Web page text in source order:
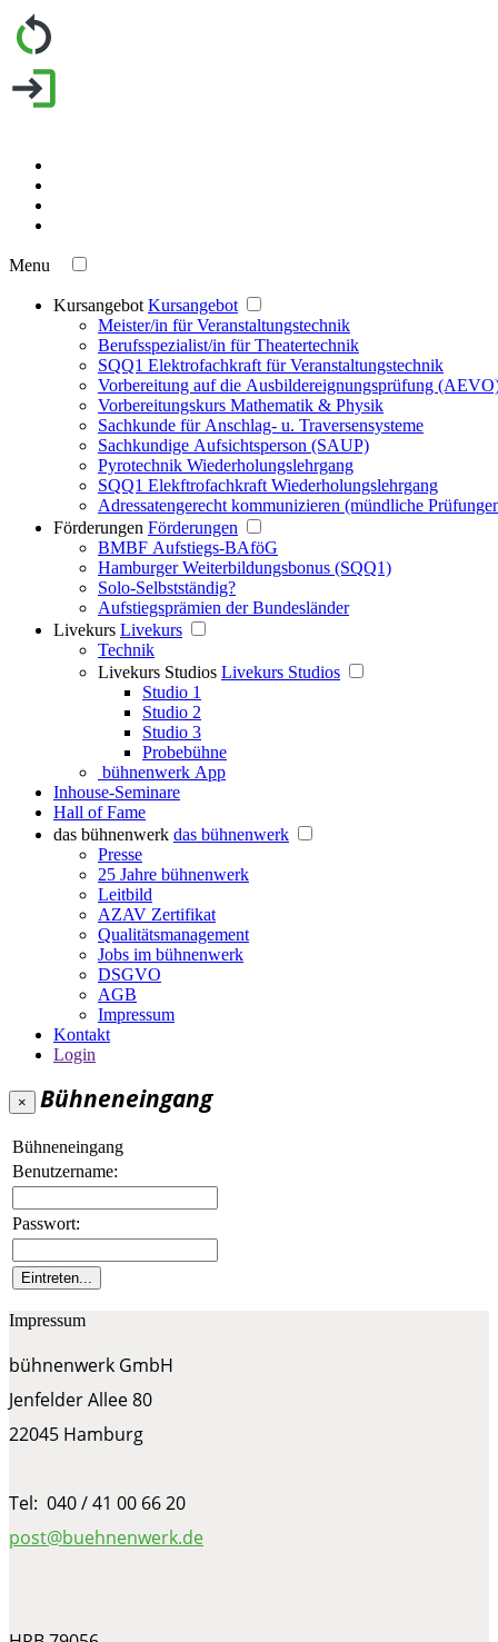
Menu
Kursangebot Kursangebot
Meister/in für Veranstaltungstechnik
Berufsspezialist/in für Theatertechnik
SQQ1 Elektrofachkraft für Veranstaltungstechnik
Vorbereitung auf die Ausbildereignungsprüfung
Vorbereitungskurs Mathematik & Physik
Sachkunde für Anschlag- u. Traversensysteme
Sachkundige Aufsichtsperson (SAUP)
Pyrotechnik Wiederholungslehrgang
SQQ1 Elekftrofachkraft Wiederholungslehrgang
Adressatengerecht kommunizieren (mündliche
Förderungen Förderungen
BMBF Aufstiegs-BAföG
Hamburger Weiterbildungsbonus (SQQ1)
Solo-Selbstständig?
Aufstiegsprämien der Bundesländer
Livekurs Livekurs
Technik
Livekurs Studios Livekurs Studios
Studio 1
Studio 2
Studio 3
Probebühne
bühnenwerk App
Inhouse-Seminare
Hall of Fame
das bühnenwerk das bühnenwerk
Presse
25 Jahre bühnenwerk
Leitbild
AZAV Zertifikat
Qualitätsmanagement
Jobs im bühnenwerk
DSGVO
AGB
Impressum
Kontakt
Login
× Bühneneingang
Bühneneingang
Benutzername:
Passwort:
Impressum
bühnenwerk GmbH
Jenfelder Allee 80
22045 Hamburg
Tel: 040 / 41 00 66 20
post@buehnenwerk.de